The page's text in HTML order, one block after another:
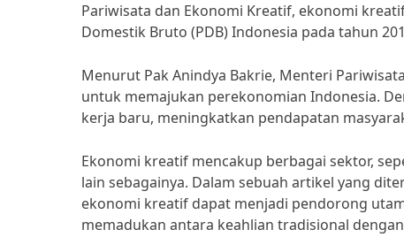
Pariwisata dan Ekonomi Kreatif, ekonomi
Domestik Bruto (PDB) Indonesia pada tahun
Menurut Pak Anindya Bakrie, Menteri
untuk memajukan perekonomian Indonesia.
kerja baru, meningkatkan pendapatan
Ekonomi kreatif mencakup berbagai sektor,
lain sebagainya. Dalam sebuah artikel yang
ekonomi kreatif dapat menjadi pendorong
memadukan antara keahlian tradisional